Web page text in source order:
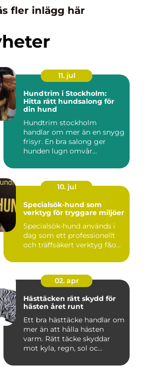
fler inlägg här
11. jul
Hundtrim i Stockholm:
Hitta rätt hundsalong för
din hund
Hundtrim stockholm
handlar om mer än en snygg
frisyr. En bra salong ger
hunden lugn omvår...
10. jul
Specialsök-hund som
verktyg för tryggare miljöer
Specialsök-hund används i
dag som ett professionellt
och träffsäkert verktyg f&o...
02. apr
Hästtäcken rätt skydd för
hästen året runt
Ett bra hästtäcke handlar om
mer än att hålla hästen
varm. Rätt täcke skyddar
mot kyla, regn, sol oc...